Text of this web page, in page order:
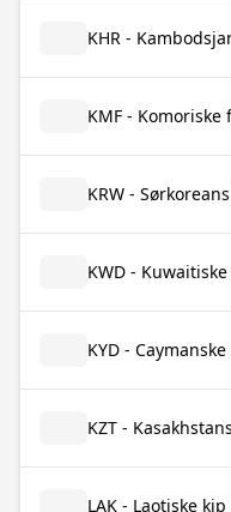
KHR -
KMF - Komoriske
KRW -
KWD -
KYD -
KZT -
LAK - Laotiske kip